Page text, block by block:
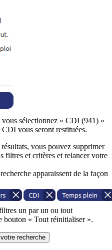
sélectionnez « CDI (941) »
vous seront restituées.
vous pouvez supprimer
filtres et critères et relancer votre
apparaissent de la façon
un par un ou tout
bouton « Tout réinitialiser ».
recherche